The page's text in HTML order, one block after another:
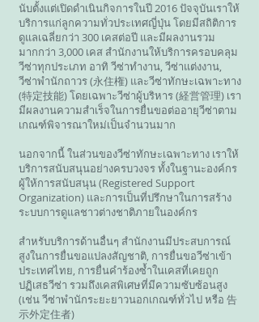
นับตั้งแต่เปิดดำเนินกิจการในปี 2016 ปัจจุบันเราให้
บริการแก่ลูกความทั่วประเทศญี่ปุ่น โดยมีสถิติการ
ดูแลเฉลี่ยกว่า 300 เคสต่อปี และมีผลงานรวม
มากกว่า 3,000 เคส สำนักงานให้บริการครอบคลุม
วีซ่าทุกประเภท อาทิ วีซ่าทำงาน, วีซ่าแต่งงาน,
วีซ่าพำนักถาวร (永住権) และวีซ่าทักษะเฉพาะทาง
(特定技能) โดยเฉพาะวีซ่าผู้บริหาร (経営管理) เรา
มีผลงานความสำเร็จในการยื่นขอต่ออายุวีซ่าตาม
เกณฑ์พิจารณาใหม่เป็นจำนวนมาก
นอกจากนี้ ในส่วนของวีซ่าทักษะเฉพาะทาง เราให้
บริการสนับสนุนอย่างครบวงจร ทั้งในฐานะองค์กร
ผู้ให้การสนับสนุน (Registered Support
Organization) และการเป็นที่ปรึกษาในการสร้าง
ระบบการดูแลชาวต่างชาติภายในองค์กร
สำหรับบริการด้านอื่นๆ สำนักงานมีประสบการณ์
สูงในการยื่นขอแปลงสัญชาติ, การยื่นขอวีซ่าเข้า
ประเทศไทย, การยื่นคำร้องซ้ำในเคสที่เคยถูก
ปฏิเสธวีซ่า รวมถึงเคสพิเศษที่มีความซับซ้อนสูง
(เช่น วีซ่าพำนักระยะยาวนอกเกณฑ์ทั่วไป หรือ 告
示外定住者)